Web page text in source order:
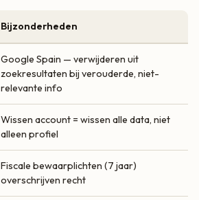
Bijzonderheden
Google Spain — verwijderen uit
zoekresultaten bij verouderde, niet-
relevante info
Wissen account = wissen alle data, niet
alleen profiel
Fiscale bewaarplichten (7 jaar)
overschrijven recht